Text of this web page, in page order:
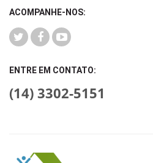
ACOMPANHE-NOS:
ENTRE EM CONTATO:
(14) 3302-5151